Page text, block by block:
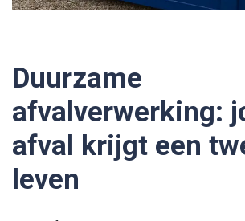
Duurzame
afvalverwerking:
afval krijgt een
leven